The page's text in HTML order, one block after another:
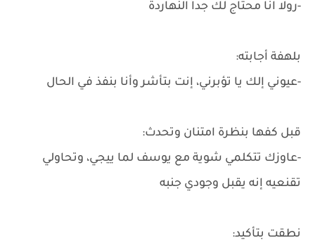
-رولا انا محتاج لك جداً النهاردة
بلهفة أجابته:
-عيوني إلك يا تؤبرني، إنت بتأشر وأنا بنفذ في الحال
قبل كفها بنظرة امتنان وتحدث:
-عاوزك تتكلمي شوية مع يوسف لما ييجي، وتحاولي
تقنعيه إنه يقبل وجودي جنبه
نطقت بتأكيد: